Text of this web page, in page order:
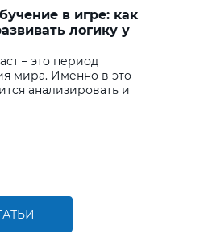
в игре: как
логику у
– это период
мира. Именно в это
анализировать и